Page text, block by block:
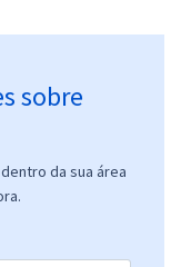
sobre
da sua área